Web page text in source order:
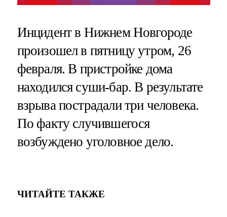
Инцидент в Нижнем Новгороде
произошел в пятницу утром, 26
февраля. В пристройке дома
находился суши-бар. В результате
взрыва пострадали три человека.
По факту случившегося
возбуждено уголовное дело.
ЧИТАЙТЕ ТАКЖЕ